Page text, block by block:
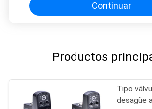
Continuar
Productos
Tipo
desagüe